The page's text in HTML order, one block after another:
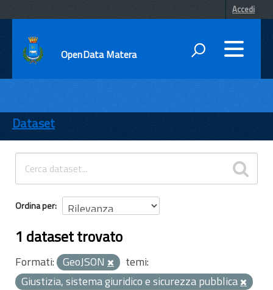
Accedi
OpenData Matera
ENTI
TEMI
INFORMAZIONI
Dataset
Ordina per
1 dataset trovato
Formati: GeoJSON
temi:
Giustizia, sistema giuridico e sicurezza pubblica